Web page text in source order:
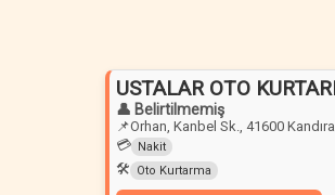
USTALAR OTO
👤 Belirtilmemiş
📌Orhan, Kanbel Sk., 41600
💳 Nakit
🛠️ Oto Kurtarma